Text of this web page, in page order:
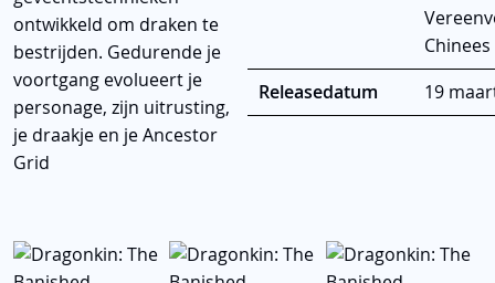
ontwikkeld om draken te
bestrijden. Gedurende je
voortgang evolueert je
personage, zijn uitrusting,
je draakje en je Ancestor
Grid
Chinees
Releasedatum
19